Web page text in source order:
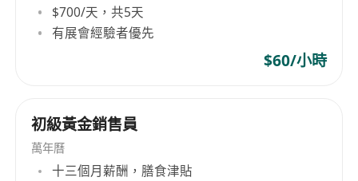
$700/天，共5天
有展會經驗者優先
$60/小時
初級黃金銷售員
萬年曆
十三個月薪酬，膳食津貼